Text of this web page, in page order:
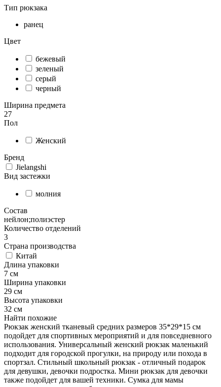
Тип рюкзака
ранец
Цвет
бежевый
зеленый
серый
черный
Ширина предмета
27
Пол
Женский
Бренд
Jielangshi
Вид застежки
молния
Состав
нейлон;полиэстер
Количество отделений
3
Страна производства
Китай
Длина упаковки
7 см
Ширина упаковки
29 см
Высота упаковки
32 см
Найти похожие
Рюкзак женский тканевый средних размеров 35*29*15 см
подойдет для спортивных мероприятий и для повседневного
использования. Универсальный женский рюкзак маленький
подходит для городской прогулки, на природу или похода в
спортзал. Стильный школьный рюкзак - отличный подарок
для девушки, девочки подростка. Мини рюкзак для девочки
также подойдет для вашей техники. Сумка для мамы